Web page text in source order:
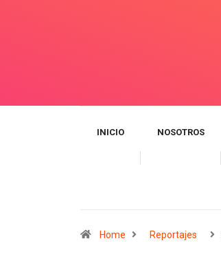
INICIO NOSOTROS
Home Reportajes